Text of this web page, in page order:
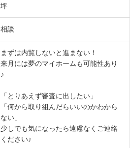
坪
相談
まずは内覧しないと進まない！
来月には夢のマイホームも可能性あり
♪
「とりあえず審査に出したい」
「何から取り組んだらいいのかわから
ない」
少しでも気になったら遠慮なくご連絡
ください♪